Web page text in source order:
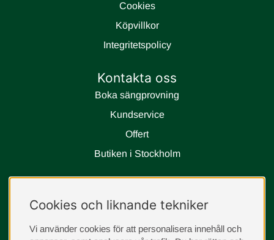
Cookies
Köpvillkor
Integritetspolicy
Kontakta oss
Boka sängprovning
Kundservice
Offert
Butiken i Stockholm
instagram
Cookies och liknande tekniker
Vi använder cookies för att personalisera innehåll och